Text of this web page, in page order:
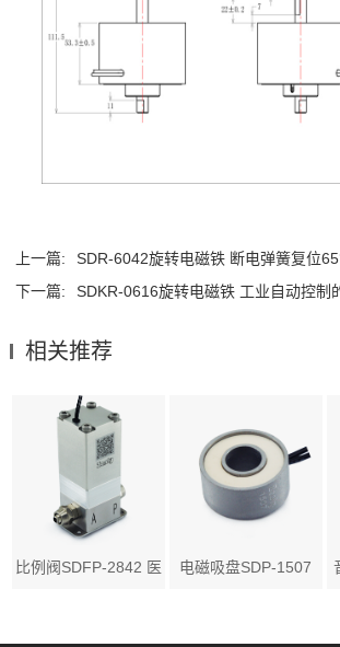
上一篇:
SDR-6042旋转电磁铁 断电弹簧复位
下一篇:
SDKR-0616旋转电磁铁 工业自动控制
相关推荐
比例阀SDFP-2842 医 电磁吸盘SDP-1507